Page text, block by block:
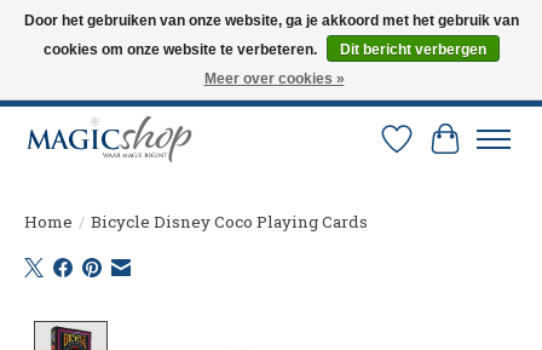
Altijd de nieuwste trucs op voorraad. Snelle verzending via PostNL en DHL.
Langskomen in onze winkel? Bel of mail om een afspraak te maken. 0251-
Verlanglijst
Home / Bicycle Disney Coco Playing Cards
Door het gebruiken van onze website, ga je akkoord met het gebruik van
cookies om onze website te verbeteren.
Dit bericht verbergen
Meer over cookies »